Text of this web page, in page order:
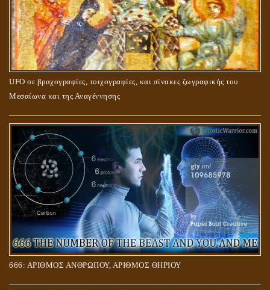
UFO σε βραχογραφίες, τοιχογραφίες, και πίνακες ζωγραφικής του
Μεσαίωνα και της Αναγέννησης
666: ΑΡΙΘΜΟΣ ΑΝΘΡΩΠΟΥ, ΑΡΙΘΜΟΣ ΘΗΡΙΟΥ